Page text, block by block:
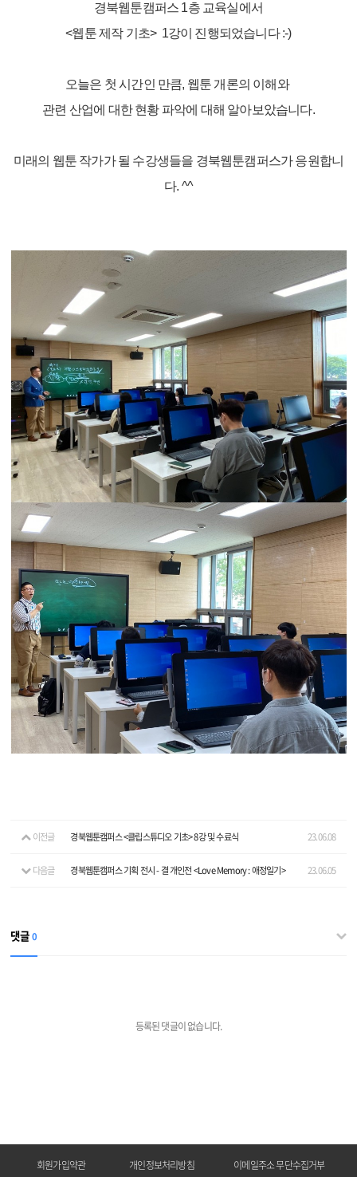
경북웹툰캠퍼스 1층 교육실에서
<웹툰 제작 기초> 1강이 진행되었습니다 :-)
오늘은 첫 시간인 만큼, 웹툰 개론의 이해와
관련 산업에 대한 현황 파악에 대해 알아보았습니다.
미래의 웹툰 작가가될 수강생들을 경북웹툰캠퍼스가 응원합니
다. ^^
이전글 경북웹툰캠퍼스 <클립스튜디오 기초> 8강 및 수료식 23.06.08
다음글 경북웹툰캠퍼스 기획 전시 - 결 개인전 <Love Memory : 애정일기> 23.06.05
댓글0
등록된 댓글이 없습니다.
회원가입약관 개인정보처리방침 이메일주소 무단수집거부